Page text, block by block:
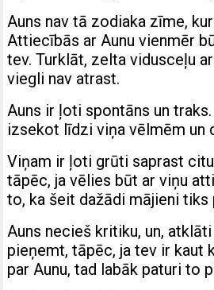
Auns nav tā zodiaka zīme,
Attiecībās ar Aunu vienmēr
tev. Turklāt, zelta vidusceļu
viegli nav atrast.
Auns ir ļoti spontāns un
izsekot līdzi viņa vēlmēm un
Viņam ir ļoti grūti saprast
tāpēc, ja vēlies būt ar viņu
to, ka šeit dažādi mājieni tiks
Auns necieš kritiku, un,
pieņemt, tāpēc, ja tev ir kaut
par Aunu, tad labāk paturi to